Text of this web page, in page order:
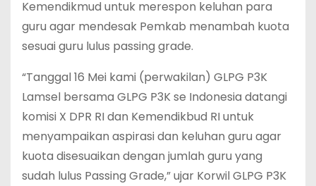
Kemendikmud untuk merespon keluhan para
guru agar mendesak Pemkab menambah kuota
sesuai guru lulus passing grade.
“Tanggal 16 Mei kami (perwakilan) GLPG P3K
Lamsel bersama GLPG P3K se Indonesia datangi
komisi X DPR RI dan Kemendikbud RI untuk
menyampaikan aspirasi dan keluhan guru agar
kuota disesuaikan dengan jumlah guru yang
sudah lulus Passing Grade,” ujar Korwil GLPG P3K